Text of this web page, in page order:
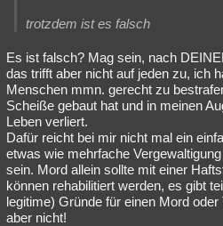
trotzdem ist es falsch
Es ist falsch? Mag sein, nach
das trifft aber nicht auf jeden zu, ich
Menschen mmn. gerecht zu
Scheiße gebaut hat und in meinen
Leben verliert.
Dafür reicht bei mir nicht mal ein
etwas wie mehrfache
sein. Mord allein sollte mit einer
können rehabilitiert werden, es gibt
legitime) Gründe für einen Mord
aber nicht!